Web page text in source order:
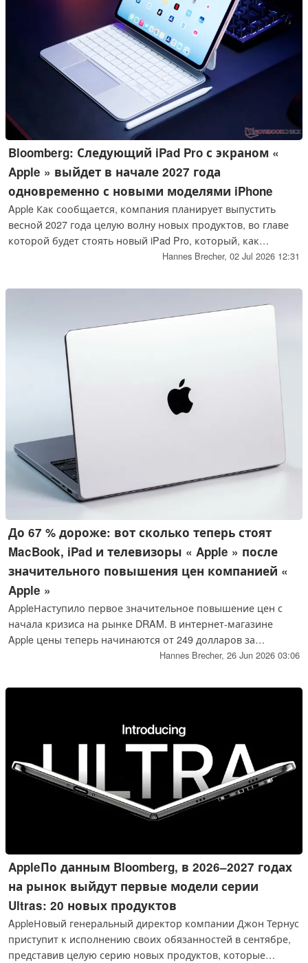
Bloomberg: Следующий iPad Pro с экраном «
Apple » выйдет в начале 2027 года
одновременно с новыми моделями iPhone
Apple Как сообщается, компания планирует выпустить
весной 2027 года целую волну новых продуктов, во главе
которой будет стоять новый iPad Pro, который, как
ожидается, продемонстрирует значительно более
весну также запланированы выпуск MacBook Pro с
совершенно новым дизайном, iPhone Air второго
поколения и дополнительных моделей серии iPhone 18.
Hannes Brecher, 02 Jul 2026 12:31
До 67 % дороже: вот сколько теперь стоят
MacBook, iPad и телевизоры « Apple » после
значительного повышения цен компанией «
Apple »
AppleНаступило первое значительное повышение цен с
начала кризиса на рынке DRAM. В интернет-магазине
Apple цены теперь начинаются от 249 долларов за
телевизор Apple 4K, от 799 долларов за MacBook Neo и от 2
Hannes Brecher, 26 Jun 2026 03:06
AppleПо данным Bloomberg, в 2026–2027 годах
на рынок выйдут первые модели серии
Ultras: 20 новых продуктов
AppleНовый генеральный директор компании Джон Тернус
приступит к исполнению своих обязанностей в сентябре,
представив целую серию новых продуктов, которые